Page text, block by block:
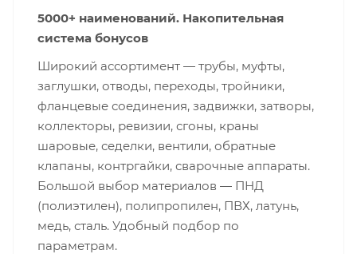
5000+ наименований. Накопительная
система бонусов
Широкий ассортимент — трубы, муфты,
заглушки, отводы, переходы, тройники,
фланцевые соединения, задвижки, затворы,
коллекторы, ревизии, сгоны, краны
шаровые, седелки, вентили, обратные
клапаны, контргайки, сварочные аппараты.
Большой выбор материалов — ПНД
(полиэтилен), полипропилен, ПВХ, латунь,
медь, сталь. Удобный подбор по
параметрам.